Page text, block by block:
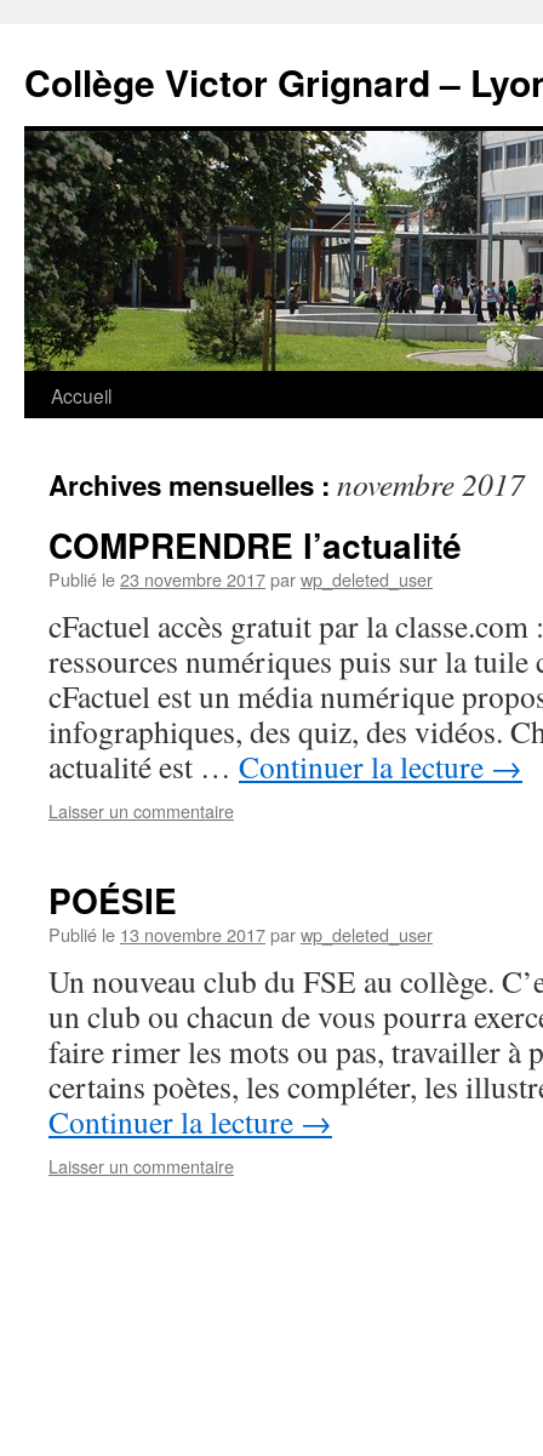
contenu
Collège Victor Grignard –
Accueil
Archives mensuelles : novembre 2017
COMPRENDRE l’actualité
Publié le23 novembre 2017parwp_deleted_user
cFactuel accès gratuit par la
ressources numériques puis sur la
cFactuel est un média numérique
infographiques, des quiz, des vidéos.
actualité est … Continuer la lecture →
Laisser un commentaire
POÉSIE
Publié le 13 novembre 2017parwp_deleted_user
Un nouveau club du FSE au collège.
un club ou chacun de vous pourra
faire rimer les mots ou pas, travailler à
certains poètes, les compléter, les
Continuer la lecture →
Laisser un commentaire